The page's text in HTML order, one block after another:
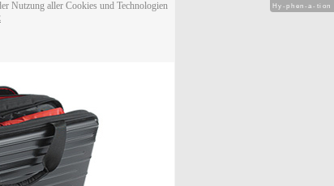
Nutzung aller Cookies und Technologien
Hy-phen-a-tion